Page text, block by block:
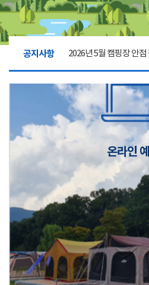
공지사항 2026년 5월 캠핑장 안점
캠핑장(9월1일~6일) 미
2026년 5월 캠핑장 안
캠핑장(9월1일~6일) 미
2026년 5월 캠핑장 안
온라인